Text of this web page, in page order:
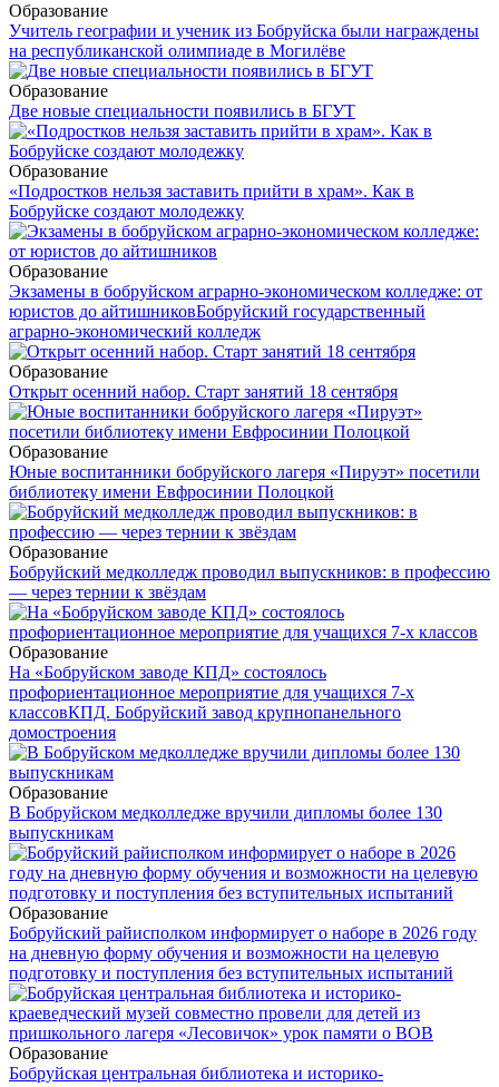
Образование
Учитель географии и ученик из Бобруйска были награждены
на республиканской олимпиаде в Могилёве
Образование
Две новые специальности появились в БГУТ
Образование
«Подростков нельзя заставить прийти в храм». Как в
Бобруйске создают молодежку
Образование
Экзамены в бобруйском аграрно-экономическом колледже: от
юристов до айтишниковБобруйский государственный
аграрно-экономический колледж
Образование
Открыт осенний набор. Старт занятий 18 сентября
Образование
Юные воспитанники бобруйского лагеря «Пируэт» посетили
библиотеку имени Евфросинии Полоцкой
Образование
Бобруйский медколледж проводил выпускников: в профессию
— через тернии к звёздам
Образование
На «Бобруйском заводе КПД» состоялось
профориентационное мероприятие для учащихся 7-х
классовКПД. Бобруйский завод крупнопанельного
домостроения
Образование
В Бобруйском медколледже вручили дипломы более 130
выпускникам
Образование
Бобруйский райисполком информирует о наборе в 2026 году
на дневную форму обучения и возможности на целевую
подготовку и поступления без вступительных испытаний
Образование
Бобруйская центральная библиотека и историко-